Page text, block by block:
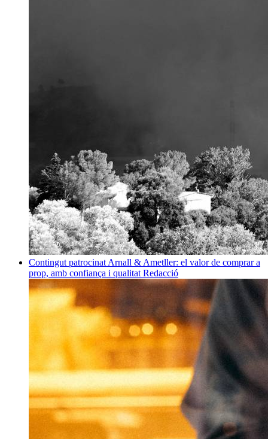
Contingut patrocinat Arnall & Ametller: el valor de comprar a
prop, amb confiança i qualitat Redacció